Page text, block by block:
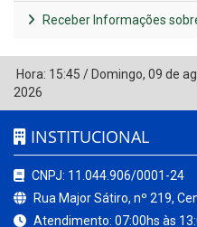
Receber Informações
Hora: 15:45 / Domingo, 09 de
2026
INSTITUCIONAL
CNPJ: 11.044.906/0001-24
Rua Major Sátiro, nº 219,
Atendimento: 07:00hs às